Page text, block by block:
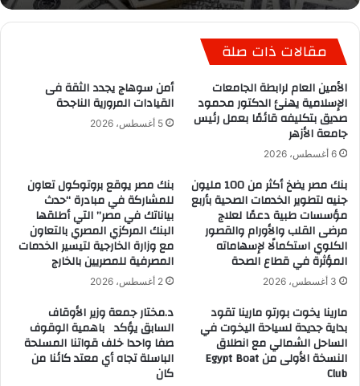
مقالات ذات صلة
الأمين العام لرابطة الجامعات
الإسلامية يهنئ الدكتور محمود
صديق بتكليفه قائمًا بعمل رئيس
جامعة الأزهر
6 أغسطس، 2026
أمن سوهاج يجدد الثقة فى
القيادات المرورية الناجحة
5 أغسطس، 2026
بنك مصر يضخ أكثر من 100 مليون
جنيه لتطوير الخدمات الصحية بأربع
مؤسسات طبية دعمًا لعلاج
مرضى القلب والأورام والقصور
الكلوي استكمالًا لإسهاماته
المؤثرة في قطاع الصحة
3 أغسطس، 2026
بنك مصر يوقع بروتوكول تعاون
للمشاركة في مبادرة “حدث
بياناتك في مصر” التي أطلقها
البنك المركزي المصري بالتعاون
مع وزارة الخارجية لتيسير الخدمات
المصرفية للمصريين بالخارج
2 أغسطس، 2026
مارينا يخوت بورتو مارينا تقود
بداية جديدة لسياحة اليخوت في
الساحل الشمالي مع انطلاق
النسخة الأولى من Egypt Boat
Club
د.مختار جمعة وزير الأوقاف
السابق يؤكد باهمية الوقوف
صفا واحدا خلف قواتنا المسلحة
الباسلة تجاه أي معتد كائنا من
كان